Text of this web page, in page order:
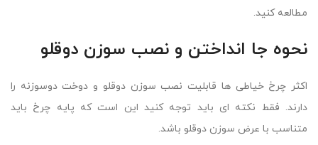
مطالعه کنید.
نحوه جا انداختن و نصب سوزن دوقلو
اکثر چرخ خیاطی ها قابلیت نصب سوزن دوقلو و دوخت دوسوزنه را
دارند. فقط نکته ای باید توجه کنید این است که پایه چرخ باید
متناسب با عرض سوزن دوقلو باشد.